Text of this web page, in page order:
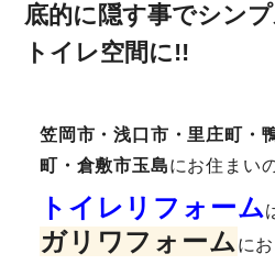
底的に隠す事でシン
トイレ空間に!!
笠岡市・浅口市・里庄町・
町・倉敷市玉島にお住まい
トイレリフォーム
ガリ ワフォーム に